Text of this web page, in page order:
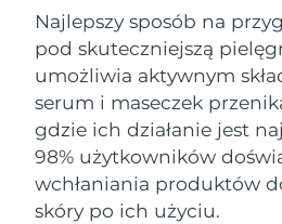
Najlepszy sposób na
pod skuteczniejszą
umożliwia aktywnym
serum i maseczek
gdzie ich działanie jest
98% użytkowników
wchłaniania produktów
skóry po ich użyciu.
Wietnam